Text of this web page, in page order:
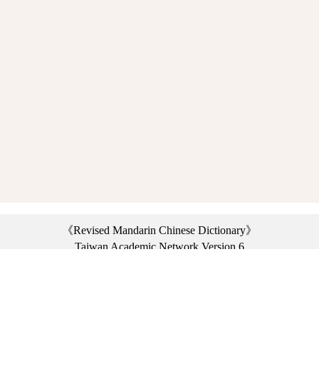
《Revised Mandarin Chinese Dictionary》
Taiwan Academic Network Version 6